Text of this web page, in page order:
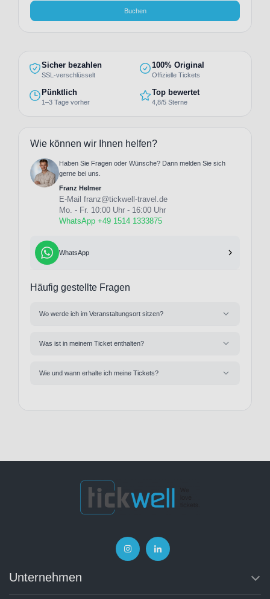
Buchen
Sicher bezahlen
SSL-verschlüsselt
100% Original
Offizielle Tickets
Pünktlich
1–3 Tage vorher
Top bewertet
4,8/5 Sterne
Wie können wir Ihnen helfen?
Haben Sie Fragen oder Wünsche? Dann melden Sie sich
gerne bei uns.
Franz Helmer
E-Mail franz@tickwell-travel.de
Mo. - Fr. 10:00 Uhr - 16:00 Uhr
WhatsApp +49 1514 1333875
WhatsApp
Häufig gestellte Fragen
Wo werde ich im Veranstaltungsort sitzen?
Was ist in meinem Ticket enthalten?
Wie und wann erhalte ich meine Tickets?
Unternehmen